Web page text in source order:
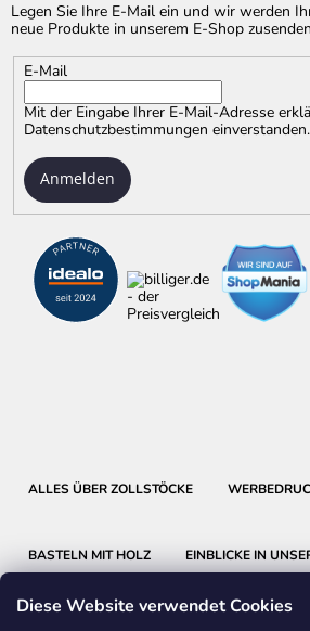
Diese Website verwendet Cookies
Legen Sie Ihre E-Mail ein und wir werden
neue Produkte in unserem E-Shop
E-Mail
Mit der Eingabe Ihrer E-Mail-Adresse
Datenschutzbestimmungen einverstanden.
Anmelden
ALLES ÜBER ZOLLSTÖCKE
BASTELN MIT HOLZ EINBLICKE IN